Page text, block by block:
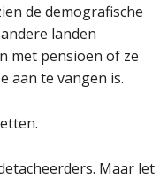
de demografische
landen
met pensioen of ze
aan te vangen is.
Maar let